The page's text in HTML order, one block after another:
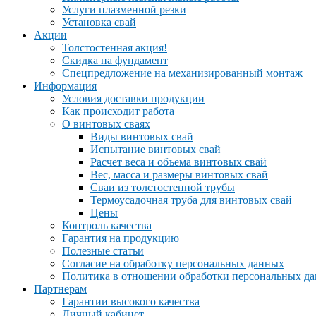
Услуги плазменной резки
Установка свай
Акции
Толстостенная акция!
Скидка на фундамент
Спецпредложение на механизированный монтаж
Информация
Условия доставки продукции
Как происходит работа
О винтовых сваях
Виды винтовых свай
Испытание винтовых свай
Расчет веса и объема винтовых свай
Вес, масса и размеры винтовых свай
Сваи из толстостенной трубы
Термоусадочная труба для винтовых свай
Цены
Контроль качества
Гарантия на продукцию
Полезные статьи
Согласие на обработку персональных данных
Политика в отношении обработки персональных
Партнерам
Гарантии высокого качества